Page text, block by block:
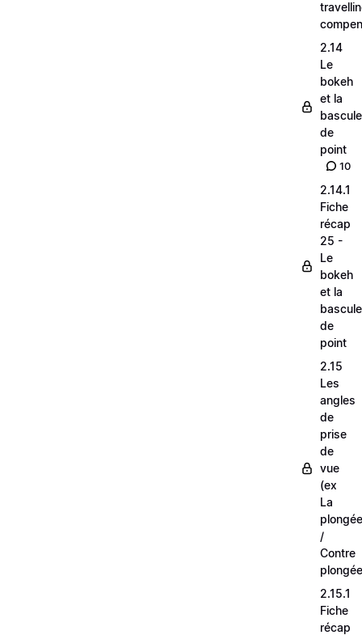
2.14
Le
bokeh
et la
bascule
de
point
10
2.14.1
Fiche
récap
25 -
Le
bokeh
et la
bascule
de
point
2.15
Les
angles
de
prise
de
vue
(ex
La
plongée
/
Contre
2.15.1
Fiche
récap